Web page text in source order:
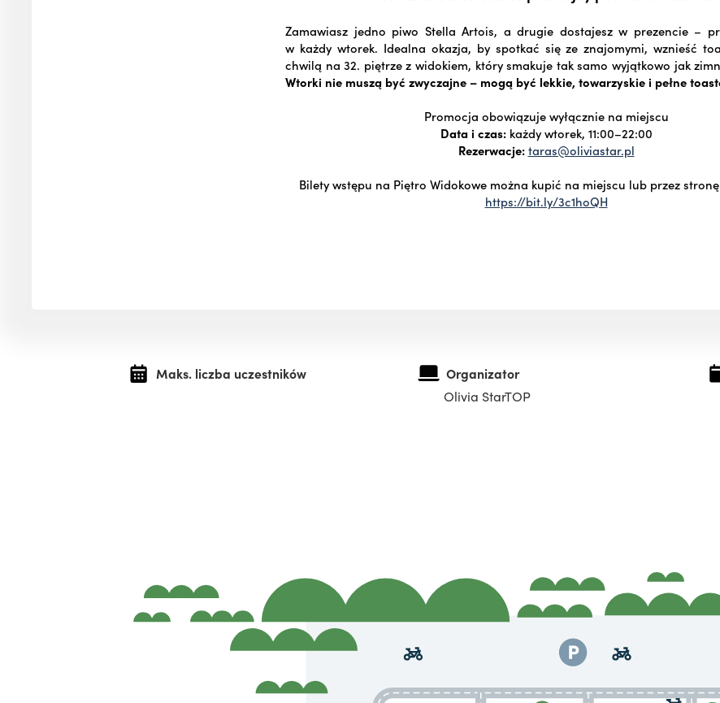
Zamawiasz jedno piwo Stella Artois, a drugie dostajesz w prezencie –
w każdy wtorek. Idealna okazja, by spotkać się ze znajomymi, wznieść
chwilą na 32. piętrze z widokiem, który smakuje tak samo wyjątkowo jak
Wtorki nie muszą być zwyczajne – mogą być lekkie, towarzyskie i pełne
Promocja obowiązuje wyłącznie na miejscu
Data i czas:każdy wtorek, 11:00–22:00
Rezerwacje: taras@oliviastar.pl
Bilety wstępu na Piętro Widokowe można kupić na miejscu lub przez
https://bit.ly/3c1hoQH
Maks. liczba uczestników
Organizator
Olivia StarTOP